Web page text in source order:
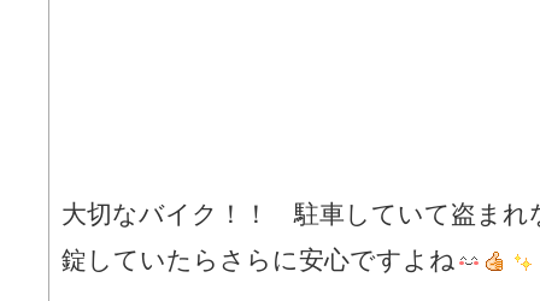
大切なバイク！！ 駐車していて盗ま
錠していたらさらに安心ですよね